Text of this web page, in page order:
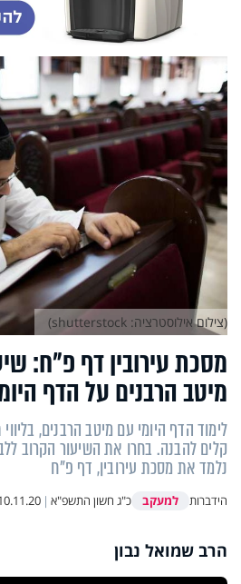
מסכת עירובין דף פ"ח:
מיטב הרבנים על הדף
לימוד הדף היומי עם מיטב הרבנים,
קלים להבנה. בחרו את השיעור הקרוב
נלמד את מסכת עירובין, דף פ"ח
הידברות למעקב כ"ג חשון התשפ"א |
(צילום אילוסטרציה: shutterstock)
הרב שמואל נבון